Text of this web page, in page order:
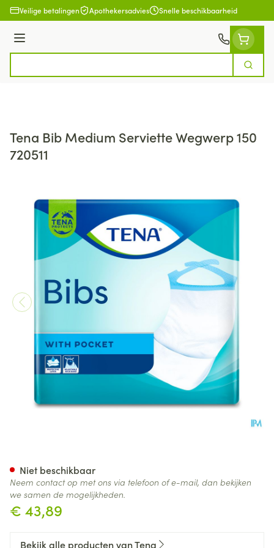
Ga naar de inhoud
Veilige betalingen Apothekersadvies Snelle beschikbaarheid
Menu
Zoek
Tena Bib Medium Serviette Wegwerp 150
720511
€ 43,89
Niet beschikbaar
Neem contact op met ons via telefoon of e-mail, dan bekijken
we samen de mogelijkheden.
Bekijk alle producten van Tena